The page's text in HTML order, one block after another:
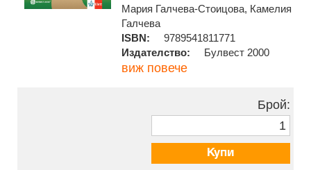
Мария Галчева-Стоицова, Камелия
Галчева
ISBN:
9789541811771
Издателство:
Булвест 2000
виж повече
Брой:
Купи